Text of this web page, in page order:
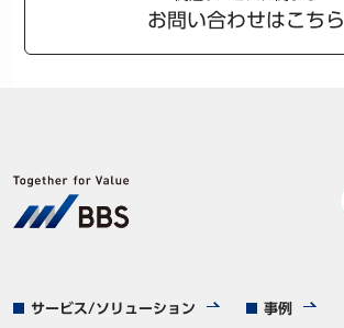
お問い合わせはこちら
サービス/ソリューション 事例